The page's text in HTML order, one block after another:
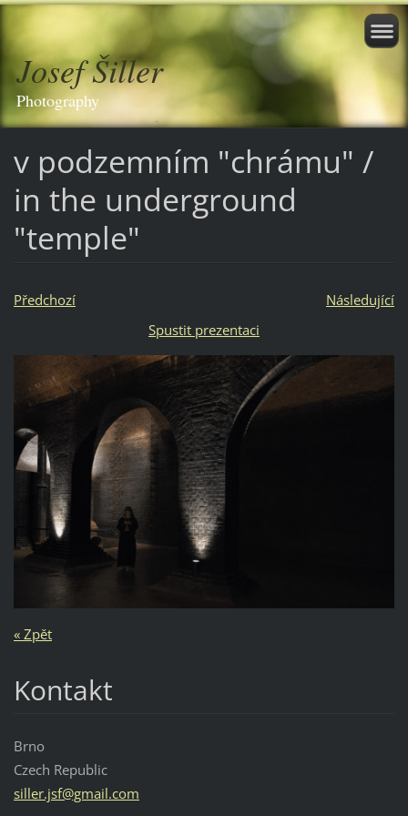
Josef Šiller
Photography
v podzemním "chrámu" /
in the underground
"temple"
Předchozí
Následující
Spustit prezentaci
« Zpět
Kontakt
Brno
Czech Republic
siller.jsf@gmail.com